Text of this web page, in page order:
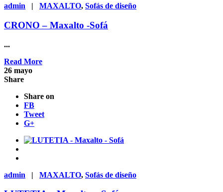
admin | MAXALTO, Sofás de diseño
CRONO – Maxalto -Sofá
...
Read More
26 mayo
Share
Share on
FB
Tweet
G+
admin | MAXALTO, Sofás de diseño